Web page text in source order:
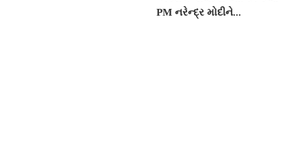
PM નરેન્દ્ર મોદીને...